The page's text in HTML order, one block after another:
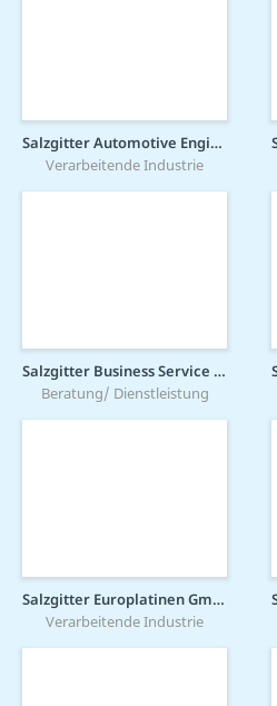
Salzgitter Automotive Engineering GmbH & Co. KG
Verarbeitende Industrie
Salzgitter Business Service GmbH
Beratung/ Dienstleistung
Salzgitter Europlatinen GmbH
Verarbeitende Industrie